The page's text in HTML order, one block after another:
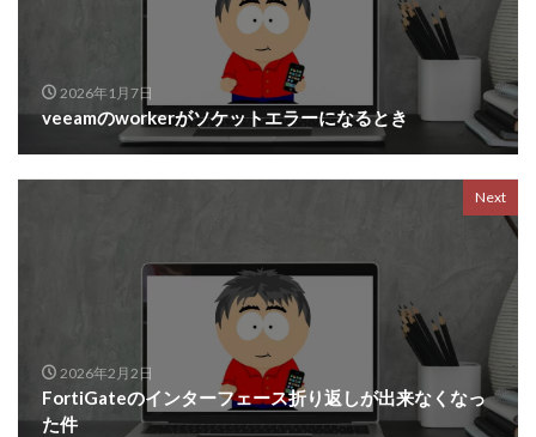
2026年1月7日
veeamのworkerがソケットエラーになるとき
Next
2026年2月2日
FortiGateのインターフェース折り返しが出来なくなっ
た件